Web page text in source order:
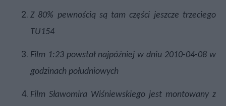
Z 80% pewnością są tam części jeszcze trzeciego
TU154
Film 1:23 powstał najpóźniej w dniu 2010-04-08 w
godzinach południowych
Film Sławomira Wiśniewskiego jest montowany z